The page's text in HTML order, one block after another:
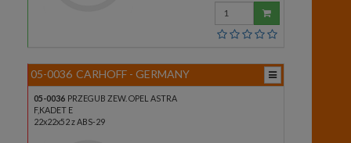
Wprowadź
ilość
05-0036 CARHOFF - GERMANY
05-0036 PRZEGUB ZEW. OPEL ASTRA
F,KADET E
22x22x52 z ABS-29